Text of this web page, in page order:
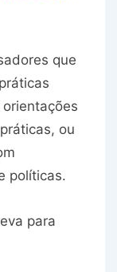
que
ou
políticas.
para